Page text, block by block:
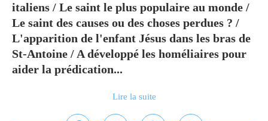
italiens / Le saint le plus populaire au monde /
Le saint des causes ou des choses perdues ? /
L'apparition de l'enfant Jésus dans les bras de
St-Antoine / A développé les homéliaires pour
aider la prédication...
Lire la suite